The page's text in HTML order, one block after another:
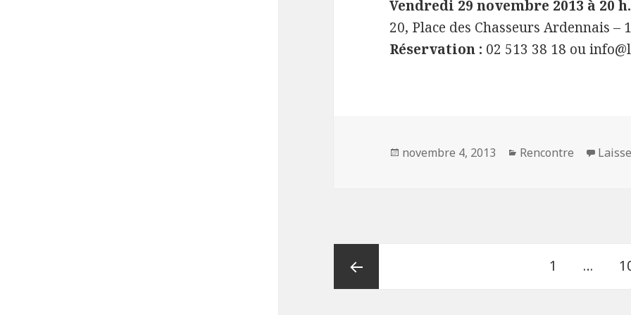
Vendredi 29 novembre 2013 à 20 h.
20, Place des Chasseurs Ardennais –
Réservation : 02 513 38 18 ou
Publié
novembre 4, 2013 Catégories
Rencontre
des
Page
1 …